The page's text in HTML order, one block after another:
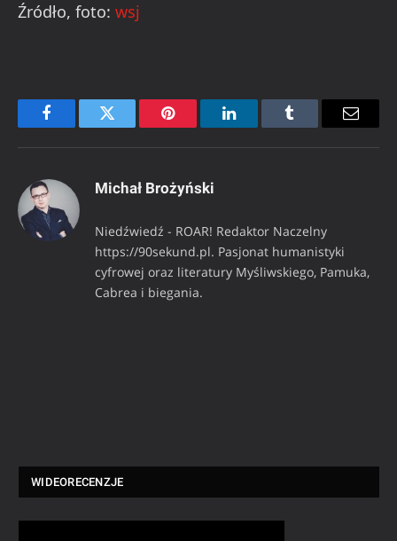
Źródło, foto: wsj
FacebookTwitter Pinterest LinkedInTumblr Email
Michał Brożyński
Niedźwiedź - ROAR! Redaktor Naczelny
https://90sekund.pl. Pasjonat humanistyki
cyfrowej oraz literatury Myśliwskiego, Pamuka,
Cabrea i biegania.
WIDEORECENZJE